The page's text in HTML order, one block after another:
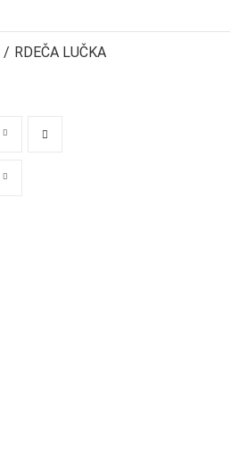
/ RDEČA LUČKA